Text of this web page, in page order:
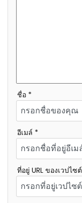
ชื่อ *
อีเมล์ *
ที่อยู่ URL ของเวปไซต์